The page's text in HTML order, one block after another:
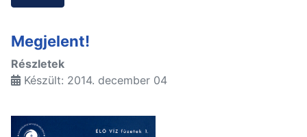
Megjelent!
Részletek
Készült: 2014. december 04